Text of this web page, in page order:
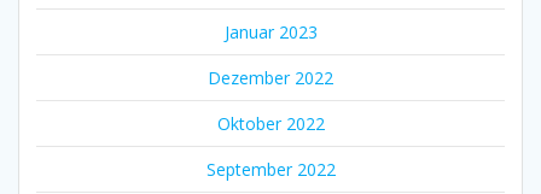
Januar 2023
Dezember 2022
Oktober 2022
September 2022